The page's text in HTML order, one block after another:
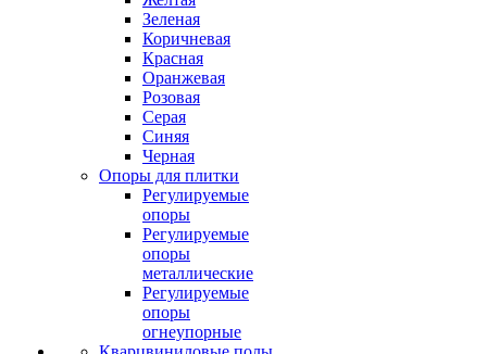
Зеленая
Коричневая
Красная
Оранжевая
Розовая
Серая
Синяя
Черная
Опоры для плитки
Регулируемые
опоры
Регулируемые
опоры
металлические
Регулируемые
опоры
огнеупорные